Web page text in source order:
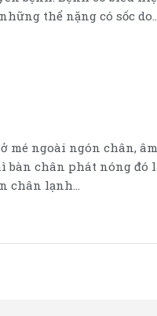
thể nặng có sốc
mé ngoài ngón chân,
chân phát nóng đó
chân lạnh...